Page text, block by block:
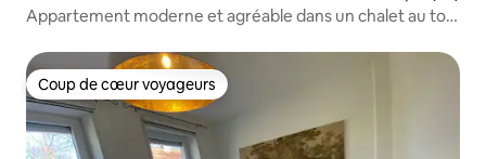
Appartement moderne et agréable dans un chalet au toit
Coup de cœur voyageurs
Coup de cœur voyageurs